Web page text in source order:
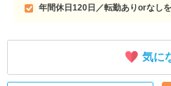
年間休日120日／転勤ありorなし
気に